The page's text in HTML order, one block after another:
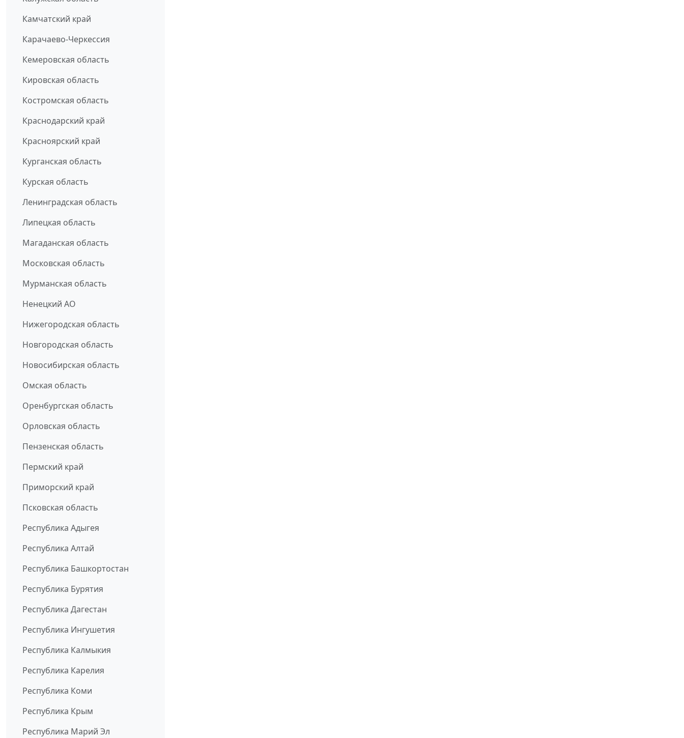
Камчатский край
Карачаево-Черкессия
Кемеровская область
Кировская область
Костромская область
Краснодарский край
Красноярский край
Курганская область
Курская область
Ленинградская область
Липецкая область
Магаданская область
Московская область
Мурманская область
Ненецкий АО
Нижегородская область
Новгородская область
Новосибирская область
Омская область
Оренбургская область
Орловская область
Пензенская область
Пермский край
Приморский край
Псковская область
Республика Адыгея
Республика Алтай
Республика Башкортостан
Республика Бурятия
Республика Дагестан
Республика Ингушетия
Республика Калмыкия
Республика Карелия
Республика Коми
Республика Крым
Республика Марий Эл